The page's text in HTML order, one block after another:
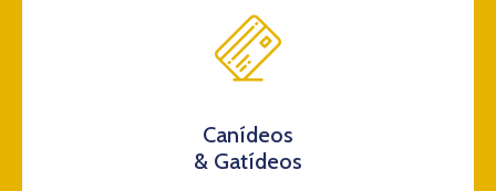
Canídeos
& Gatídeos